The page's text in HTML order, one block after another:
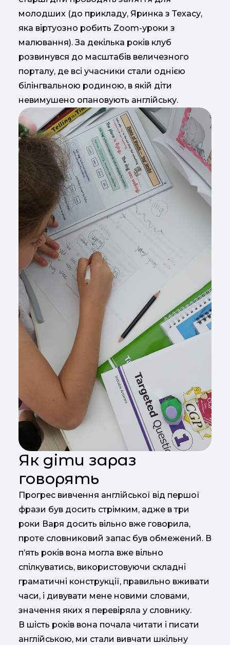
молодших (до прикладу, Яринка з Техасу,
яка віртуозно робить Zoom-уроки з
малювання). За декілька років клуб
розвинувся до масштабів величезного
порталу, де всі учасники стали однією
білінгвальною родиною, в якій діти
невимушено опановують англійську.
Як діти зараз
говорять
Прогрес вивчення англійської від першої
фрази був досить стрімким, адже в три
роки Варя досить вільно вже говорила,
проте словниковий запас був обмежений. В
п’ять років вона могла вже вільно
спілкуватись, використовуючи складні
граматичні конструкції, правильно вживати
часи, і дивувати мене новими словами,
значення яких я перевіряла у словнику.
В шість років вона почала читати і писати
англійською, ми стали вивчати шкільну